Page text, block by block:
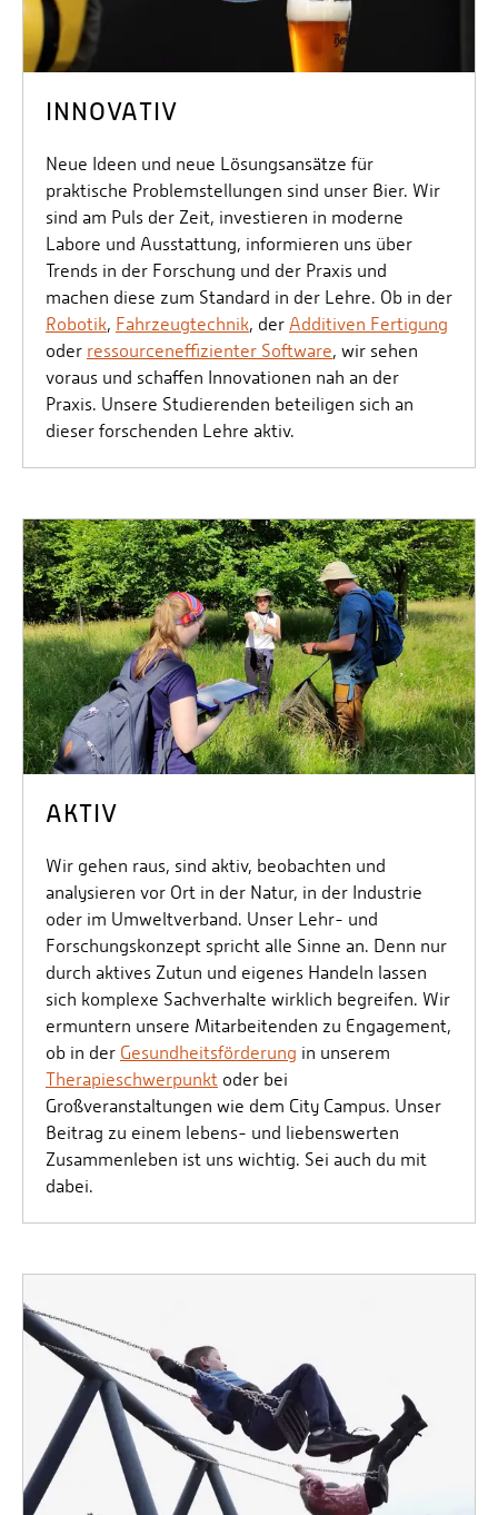
INNOVATIV
Neue Ideen und neue Lösungsansätze für
praktische Problemstellungen sind unser Bier. Wir
sind am Puls der Zeit, investieren in moderne
Labore und Ausstattung, informieren uns über
Trends in der Forschung und der Praxis und
machen diese zum Standard in der Lehre. Ob in der
Robotik, Fahrzeugtechnik, der Additiven Fertigung
oder ressourceneffizienter Software, wir sehen
voraus und schaffen Innovationen nah an der
Praxis. Unsere Studierenden beteiligen sich an
dieser forschenden Lehre aktiv.
AKTIV
Wir gehen raus, sind aktiv, beobachten und
analysieren vor Ort in der Natur, in der Industrie
oder im Umweltverband. Unser Lehr- und
Forschungskonzept spricht alle Sinne an. Denn nur
durch aktives Zutun und eigenes Handeln lassen
sich komplexe Sachverhalte wirklich begreifen. Wir
ermuntern unsere Mitarbeitenden zu Engagement,
ob in der Gesundheitsförderung in unserem
Therapieschwerpunkt oder bei
Großveranstaltungen wie dem City Campus. Unser
Beitrag zu einem lebens- und liebenswerten
Zusammenleben ist uns wichtig. Sei auch du mit
dabei.